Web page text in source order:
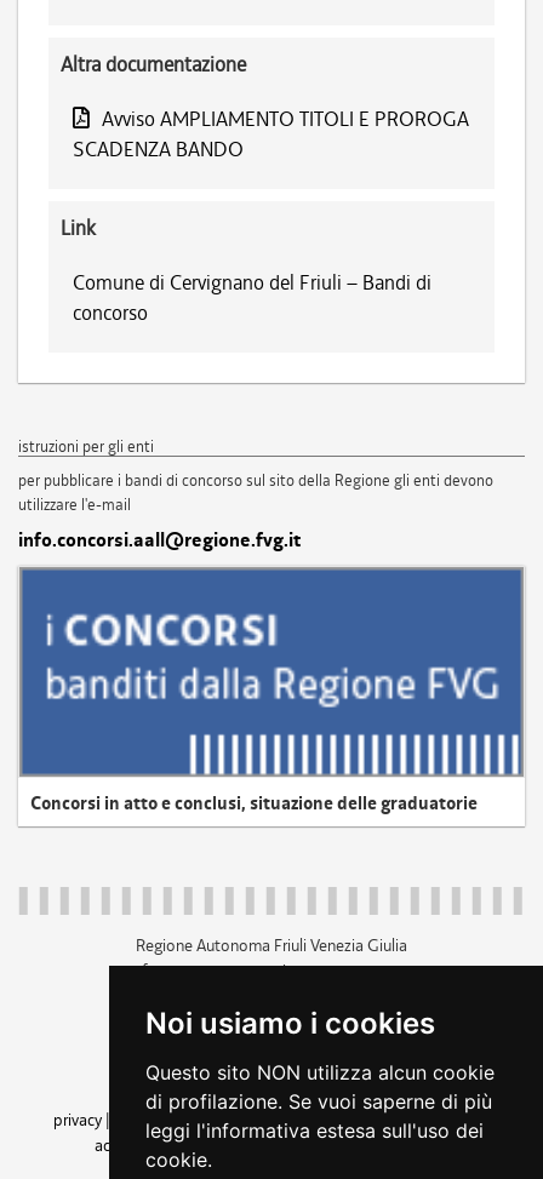
Noi usiamo i cookies
Questo sito NON utilizza alcun cookie
di profilazione. Se vuoi saperne di più
leggi l'informativa estesa sull'uso dei
cookie.
Altra documentazione
Avviso AMPLIAMENTO TITOLI E PROROGA
SCADENZA BANDO
Link
Comune di Cervignano del Friuli – Bandi di
concorso
istruzioni per gli enti
per pubblicare i bandi di concorso sul sito della Regione gli enti devono
utilizzare l'e-mail
info.concorsi.aall@regione.fvg.it
Concorsi in atto e conclusi, situazione delle graduatorie
Regione Autonoma Friuli Venezia Giulia
c.f. 80014930327; p.iva 00526040324
+39 040 3771111
amministrazione trasparente
privacy
cookie |note legali accessibilità
dichiarazione di
accessibilità| feedback
cambio preferenze cookie